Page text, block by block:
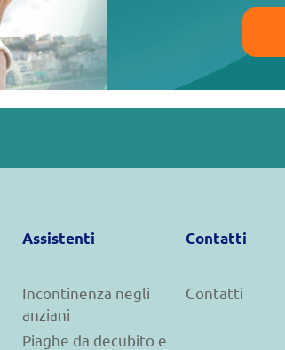
Assistenti
Incontinenza negli
anziani
Piaghe da decubito e
Contatti
Contatti